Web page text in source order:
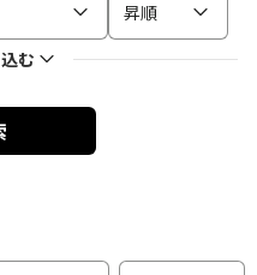
昇順
む